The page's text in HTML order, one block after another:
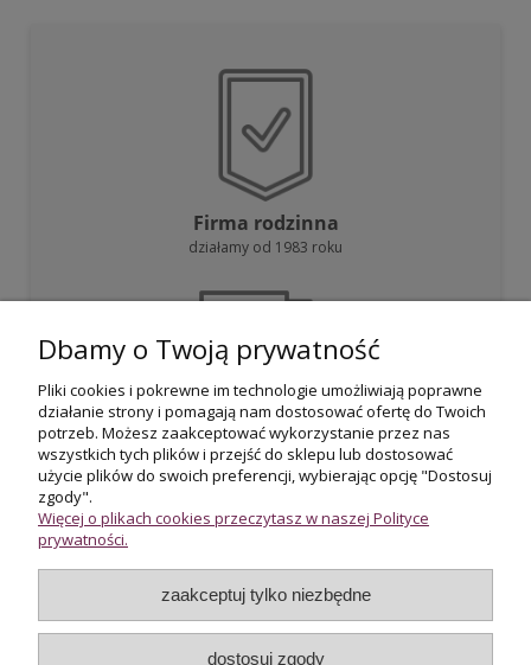
Firma rodzinna
działamy od 1983 roku
Darmowa dostawa
przy zakupie powyżej 800 zł
Certyfikowani rzeczoznawcy
wycena i potwierdzenie jakości biżuterii
Dbamy o Twoją prywatność
Pliki cookies i pokrewne im technologie umożliwiają poprawne
działanie strony i pomagają nam dostosować ofertę do Twoich
potrzeb. Możesz zaakceptować wykorzystanie przez nas
wszystkich tych plików i przejść do sklepu lub dostosować
użycie plików do swoich preferencji, wybierając opcję "Dostosuj
zgody".
Więcej o plikach cookies przeczytasz w naszej Polityce
prywatności.
zaakceptuj tylko niezbędne
dostosuj zgody